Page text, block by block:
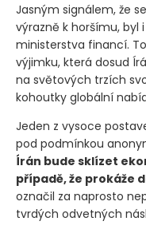
Jasným signálem, že
výrazně k horšímu, byl
ministerstva financí.
výjimku, která dosud
na světových trzích
kohoutky globální
Jeden z vysoce
pod podmínkou
Írán bude sklízet
případě, že prokáže
označil za naprosto
tvrdých odvetných